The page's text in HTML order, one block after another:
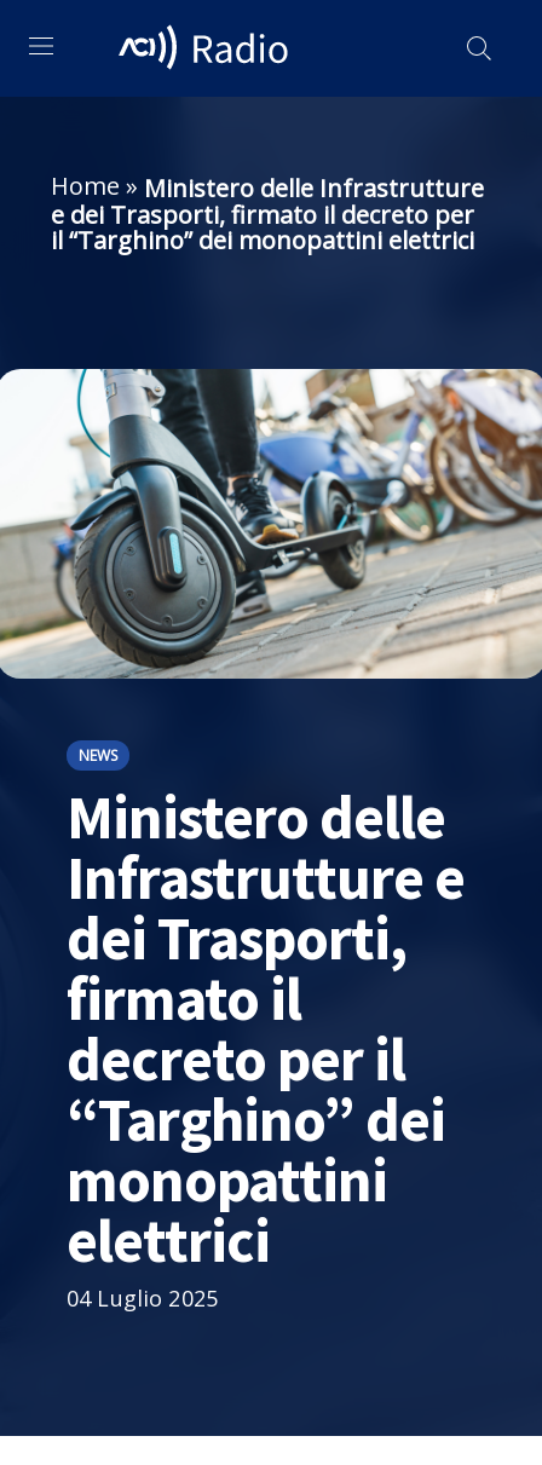
Home » Ministero delle Infrastrutture
e dei Trasporti, firmato il decreto per
il “Targhino” dei monopattini elettrici
NEWS
Ministero delle
Infrastrutture e
dei Trasporti,
firmato il
decreto per il
“Targhino” dei
monopattini
elettrici
04 Luglio 2025